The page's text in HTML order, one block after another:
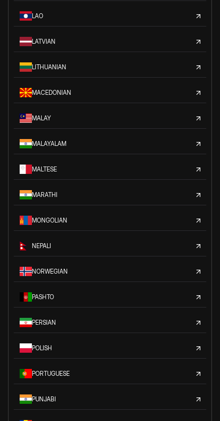
LAO
LATVIAN
LITHUANIAN
MACEDONIAN
MALAY
MALAYALAM
MALTESE
MARATHI
MONGOLIAN
NEPALI
NORWEGIAN
PASHTO
PERSIAN
POLISH
PORTUGUESE
PUNJABI